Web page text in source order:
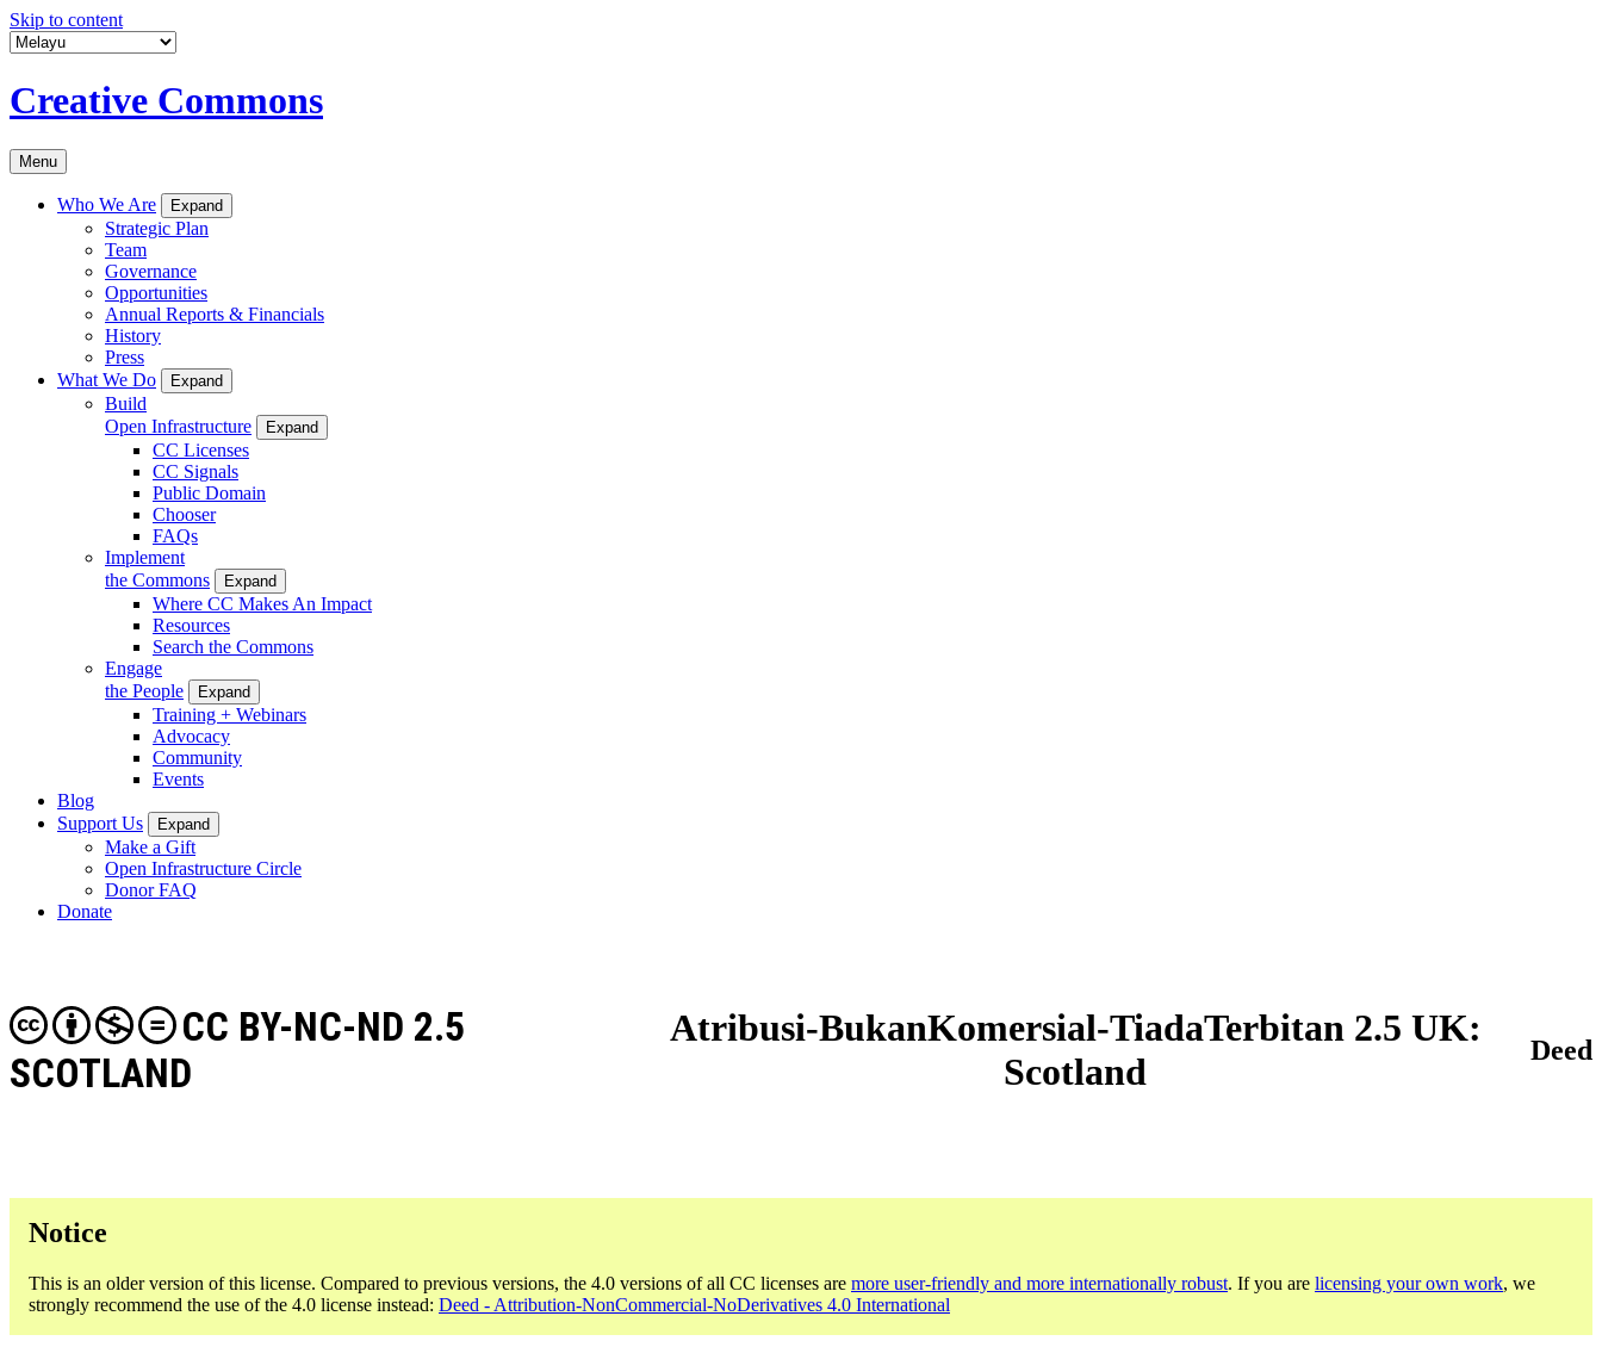
Skip to content
Creative Commons
Menu
Who We Are Expand
Strategic Plan
Team
Governance
Opportunities
Annual Reports & Financials
History
Press
What We Do
Expand
Build
Open Infrastructure
Expand
CC Licenses
CC Signals
Public Domain
Chooser
FAQs
Implement
the Commons
Expand
Where CC Makes An Impact
Resources
Search the Commons
Engage
the People
Expand
Training + Webinars
Advocacy
Community
Events
Blog
Support Us
Expand
Make a Gift
Open Infrastructure Circle
Donor FAQ
Donate
Atribusi-BukanKomersial-TiadaTerbitan 2.5 UK:
Scotland
CC BY-NC-ND 2.5
SCOTLAND
Deed
Notice
This is an older version of this license. Compared to previous versions, the 4.0 versions of all CC licenses are more user-friendly and more internationally robust. If you are licensing your own work, we
strongly recommend the use of the 4.0 license instead: Deed - Attribution-NonCommercial-NoDerivatives 4.0 International